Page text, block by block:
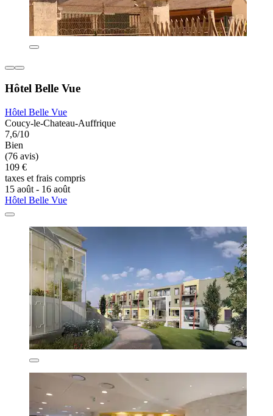
Hôtel Belle Vue
Hôtel Belle Vue
Coucy-le-Chateau-Auffrique
7,6/10
Bien
(76 avis)
109 €
taxes et frais compris
15 août - 16 août
Hôtel Belle Vue